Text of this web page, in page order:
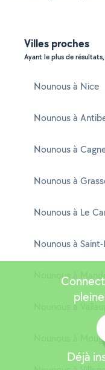
Villes proches
Ayant le plus de
Nounous à Nice
Nounous à
Nounous à
Nounous à
Nounous à Le
Nounous à
Nounous à
Nounous à
Nounous à
Déjà